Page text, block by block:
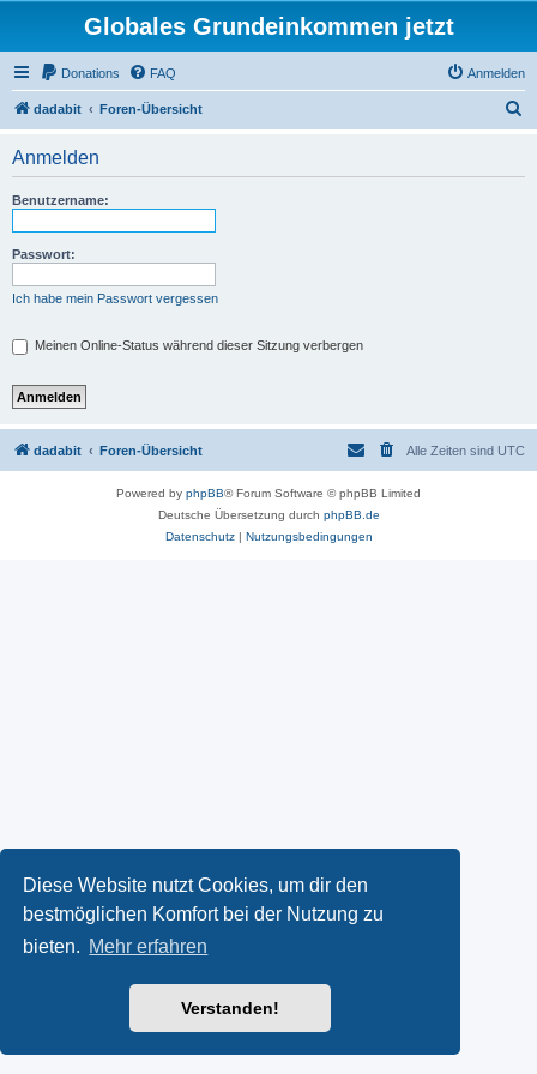
Diese Website nutzt Cookies, um dir den
bestmöglichen Komfort bei der Nutzung zu
bieten. Mehr erfahren
Verstanden!
Globales Grundeinkommen jetzt
Donations FAQ Anmelden
dadabit Foren-Übersicht
Anmelden
Benutzername:
Passwort:
Ich habe mein Passwort vergessen
Meinen Online-Status während dieser Sitzung verbergen
dadabit Foren-Übersicht Alle Zeiten sind UTC
Powered by phpBB® Forum Software © phpBB Limited
Deutsche Übersetzung durch phpBB.de
Datenschutz| Nutzungsbedingungen